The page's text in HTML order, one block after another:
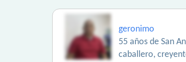
geronimo
55 años de San
caballero,